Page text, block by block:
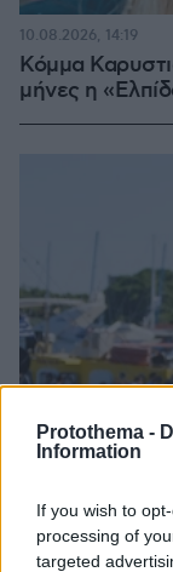
Protothema -
Information
If you wish to
processing of
targeted
Κόμμα
μήνες η
10.08.2026, 14:19